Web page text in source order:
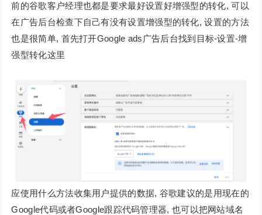
前的谷歌客户经理也都是要求最好设置好增强型的转化, 可以
在广告后台检查下自己有没有设置增强型的转化, 设置的方法
也是很简单, 首先打开Google ads广告后台找到目标-设置-增
强型转化这里
应使用什么方法收集用户提供的数据, 谷歌建议的是用现在的
Google代码或者Google跟踪代码管理器, 也可以把网站域名